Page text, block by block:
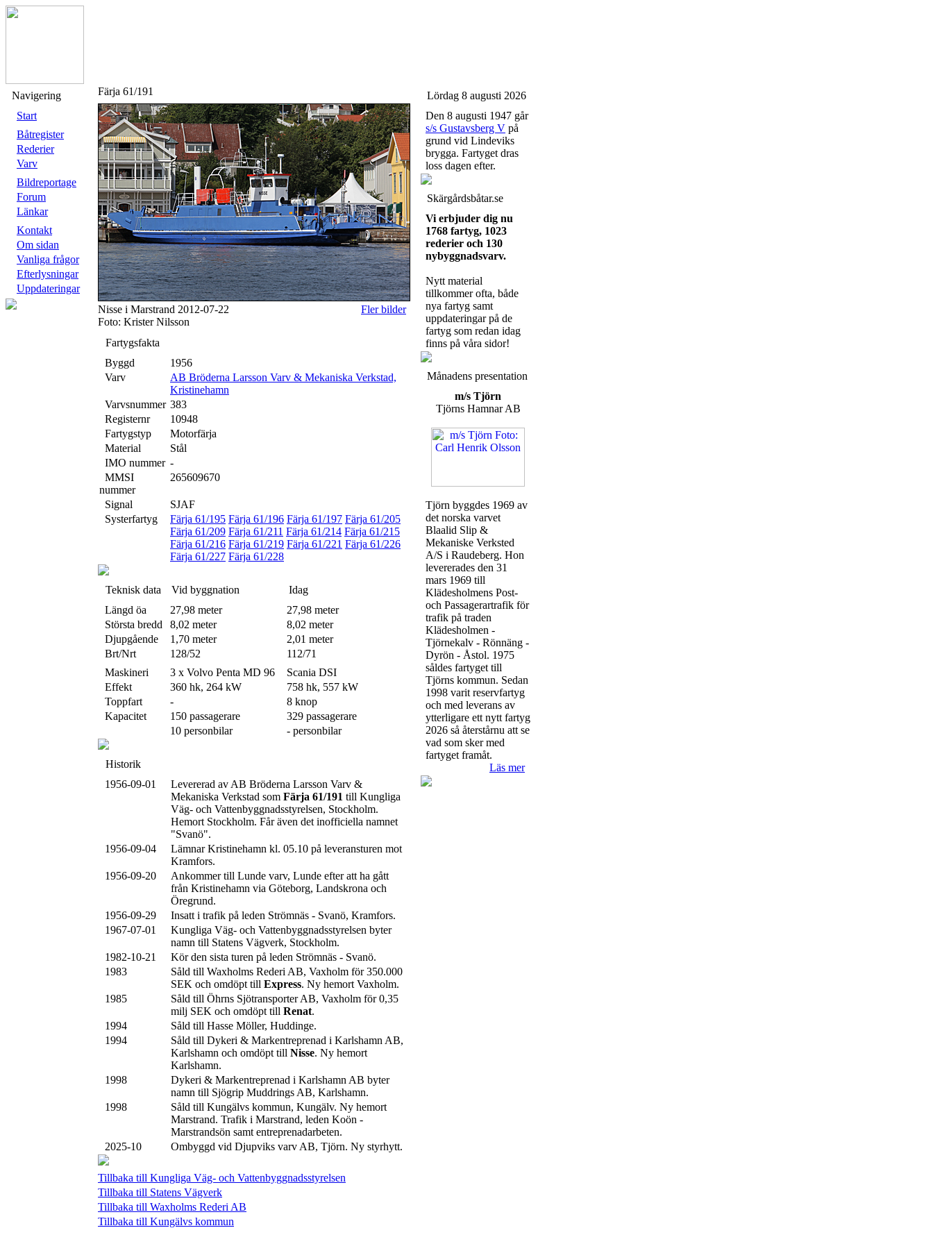
Navigering
Start
Båtregister
Rederier
Varv
Bildreportage
Forum
Länkar
Kontakt
Om sidan
Vanliga frågor
Efterlysningar
Uppdateringar
Färja 61/191
Nisse i Marstrand 2012-07-22
Foto: Krister Nilsson
Fler bilder
Fartygsfakta
Byggd
1956
Varv
AB Bröderna Larsson Varv & Mekaniska Verkstad,
Kristinehamn
Varvsnummer 383
Registernr
10948
Fartygstyp
Motorfärja
Material
Stål
IMO nummer -
MMSI
nummer
265609670
Signal
SJAF
Systerfartyg
Färja 61/195 Färja 61/196 Färja 61/197 Färja 61/205
Färja 61/209 Färja 61/211 Färja 61/214 Färja 61/215
Färja 61/216 Färja 61/219 Färja 61/221 Färja 61/226
Färja 61/227 Färja 61/228
Teknisk data Vid byggnation
Idag
Längd öa
27,98 meter
27,98 meter
Största bredd
8,02 meter
8,02 meter
Djupgående
1,70 meter
2,01 meter
Brt/Nrt
128/52
112/71
Maskineri
3 x Volvo Penta MD 96
Scania DSI
Effekt
360 hk, 264 kW
758 hk, 557 kW
Toppfart
-
8 knop
Kapacitet
150 passagerare
329 passagerare
10 personbilar
- personbilar
Historik
1956-09-01
Levererad av AB Bröderna Larsson Varv &
Mekaniska Verkstad som Färja 61/191 till Kungliga
Väg- och Vattenbyggnadsstyrelsen, Stockholm.
Hemort Stockholm. Får även det inofficiella namnet
"Svanö".
1956-09-04
Lämnar Kristinehamn kl. 05.10 på leveransturen mot
Kramfors.
1956-09-20
Ankommer till Lunde varv, Lunde efter att ha gått
från Kristinehamn via Göteborg, Landskrona och
Öregrund.
1956-09-29
Insatt i trafik på leden Strömnäs - Svanö, Kramfors.
1967-07-01
Kungliga Väg- och Vattenbyggnadsstyrelsen byter
namn till Statens Vägverk, Stockholm.
1982-10-21
Kör den sista turen på leden Strömnäs - Svanö.
1983
Såld till Waxholms Rederi AB, Vaxholm för 350.000
SEK och omdöpt till Express. Ny hemort Vaxholm.
1985
Såld till Öhrns Sjötransporter AB, Vaxholm för 0,35
milj SEK och omdöpt till Renat.
1994
Såld till Hasse Möller, Huddinge.
1994
Såld till Dykeri & Markentreprenad i Karlshamn AB,
Karlshamn och omdöpt till Nisse. Ny hemort
Karlshamn.
1998
Dykeri & Markentreprenad i Karlshamn AB byter
namn till Sjögrip Muddrings AB, Karlshamn.
1998
Såld till Kungälvs kommun, Kungälv. Ny hemort
Marstrand. Trafik i Marstrand, leden Koön -
Marstrandsön samt entreprenadarbeten.
2025-10
Ombyggd vid Djupviks varv AB, Tjörn. Ny styrhytt.
Tillbaka till Kungliga Väg- och Vattenbyggnadsstyrelsen
Tillbaka till Statens Vägverk
Tillbaka till Waxholms Rederi AB
Tillbaka till Kungälvs kommun
Lördag 8 augusti 2026
Den 8 augusti 1947 går
s/s Gustavsberg V på
grund vid Lindeviks
brygga. Fartyget dras
loss dagen efter.
Skärgårdsbåtar.se
Vi erbjuder dig nu
1768 fartyg, 1023
rederier och 130
nybyggnadsvarv.
Nytt material
tillkommer ofta, både
nya fartyg samt
uppdateringar på de
fartyg som redan idag
finns på våra sidor!
Månadens presentation
m/s Tjörn
Tjörns Hamnar AB
Tjörn byggdes 1969 av
det norska varvet
Blaalid Slip &
Mekaniske Verksted
A/S i Raudeberg. Hon
levererades den 31
mars 1969 till
Klädesholmens Post-
och Passagerartrafik för
trafik på traden
Klädesholmen -
Tjörnekalv - Rönnäng -
Dyrön - Åstol. 1975
såldes fartyget till
Tjörns kommun. Sedan
1998 varit reservfartyg
och med leverans av
ytterligare ett nytt fartyg
2026 så återstårnu att se
vad som sker med
fartyget framåt.
Läs mer